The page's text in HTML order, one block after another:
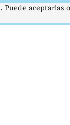
aceptarlas